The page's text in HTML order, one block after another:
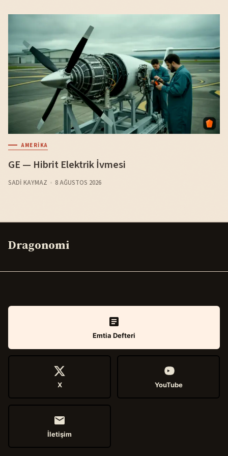
AMERIKA
GE — Hibrit Elektrik İvmesi
SADI KAYMAZ 8 AĞUSTOS 2026
Dragonomi
Emtia Defteri
X YouTube
İletişim